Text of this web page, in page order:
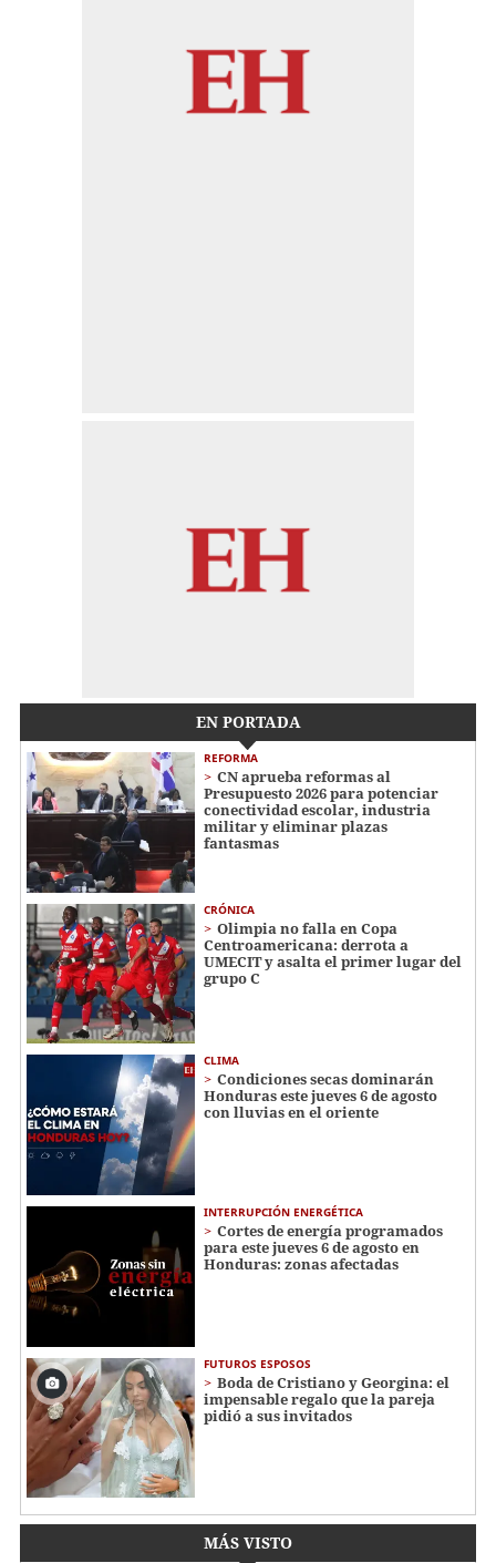
EN PORTADA
REFORMA
CN aprueba reformas al
Presupuesto 2026 para potenciar
conectividad escolar, industria
militar y eliminar plazas
fantasmas
CRÓNICA
Olimpia no falla en Copa
Centroamericana: derrota a
UMECIT y asalta el primer lugar del
grupo C
CLIMA
Condiciones secas dominarán
Honduras este jueves 6 de agosto
con lluvias en el oriente
INTERRUPCIÓN ENERGÉTICA
Cortes de energía programados
para este jueves 6 de agosto en
Honduras: zonas afectadas
FUTUROS ESPOSOS
Boda de Cristiano y Georgina: el
impensable regalo que la pareja
pidió a sus invitados
MÁS VISTO